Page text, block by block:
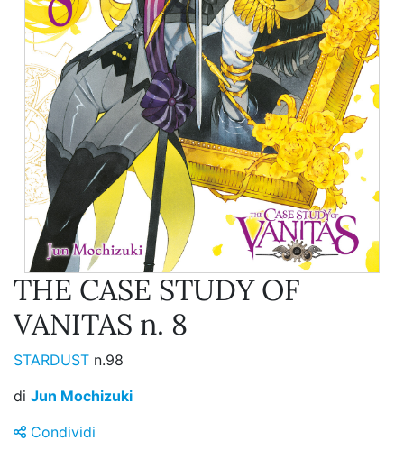
THE CASE STUDY OF
VANITAS n. 8
STARDUST n.98
di Jun Mochizuki
Condividi